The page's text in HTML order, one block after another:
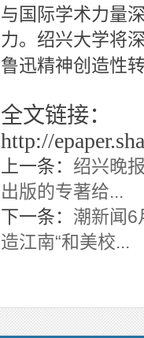
与国际学术力量
力。绍兴大学将
鲁迅精神创造性
全文链接：
http://
上一条： 绍兴晚
出版的专著给...
下一条： 潮新闻6
造江南“和美校...